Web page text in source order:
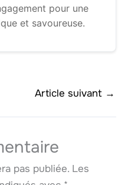
pour une
et savoureuse.
Article suivant →
pas publiée. Les